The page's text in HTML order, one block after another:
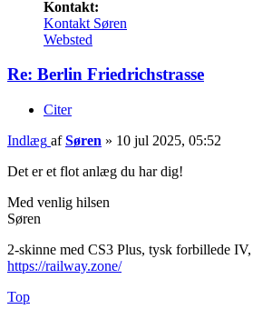
Kontakt:
Kontakt Søren
Websted
Re: Berlin Friedrichstrasse
Citer
Indlæg afSøren » 10 jul 2025, 05:52
Det er et flot anlæg du har dig!
Med venlig hilsen
Søren
2-skinne med CS3 Plus, tysk forbillede
https://railway.zone/
Top